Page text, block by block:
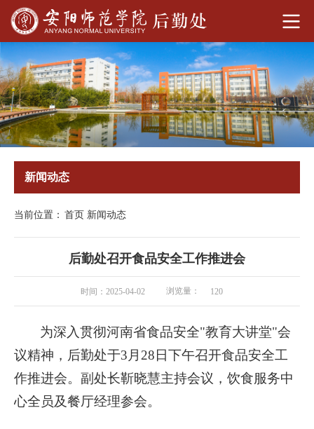
新闻动态
当前位置： 首页 新闻动态
后勤处召开食品安全工作推进会
时间：2025-04-02 浏览量： 120
为深入贯彻河南省食品安全"教育大讲堂"会
议精神，后勤处于3月28日下午召开食品安全工
作推进会。副处长靳晓慧主持会议，饮食服务中
心全员及餐厅经理参会。